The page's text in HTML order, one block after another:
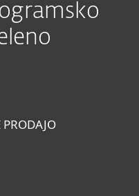
PRODAJO